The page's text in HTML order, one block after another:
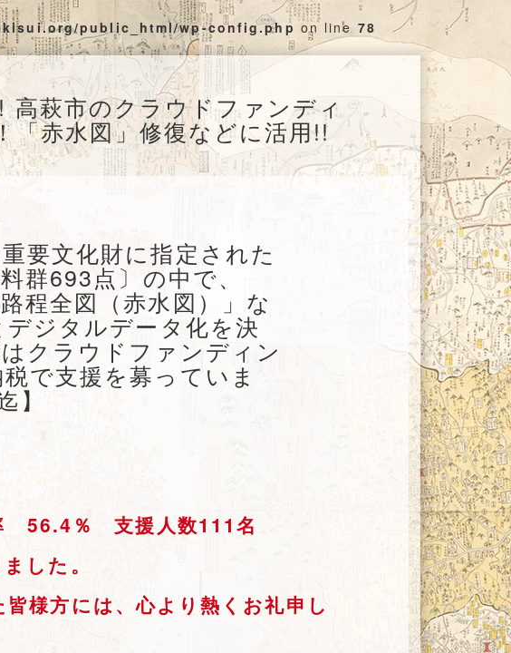
public_html/wp-config.php on line 78
萩市のクラウドファンディ
「赤水図」修復などに活用!!
要文化財に指定された
群693点〕の中で、
程全図（赤水図）」な
デジタルデータ化を決
クラウドファンディン
で支援を募っていま
】
56.4 ％ 支援人数111名
した。
様方には、心より熱くお礼申し